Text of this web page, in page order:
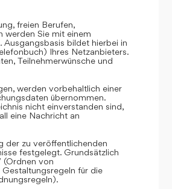
freien Berufen,
werden Sie mit einem
bildet hierbei in
Ihres Netzanbieters.
Teilnehmerwünsche und
werden vorbehaltlich einer
übernommen.
nicht einverstanden sind,
eine Nachricht an
der zu veröffentlichenden
festgelegt. Grundsätzlich
(Ordnen von
für die